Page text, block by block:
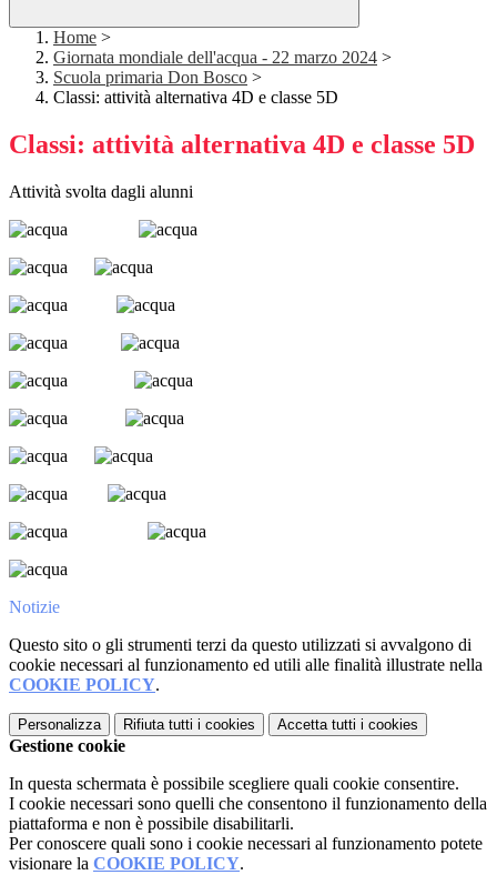
Home >
Giornata mondiale dell'acqua - 22 marzo 2024 >
Scuola primaria Don Bosco >
Classi: attività alternativa 4D e classe 5D
Classi: attività alternativa 4D e classe 5D
Attività svolta dagli alunni
Notizie
Questo sito o gli strumenti terzi da questo utilizzati si avvalgono di
cookie necessari al funzionamento ed utili alle finalità illustrate nella
COOKIE POLICY.
Personalizza Rifiuta tutti i cookies Accetta tutti i cookies
Gestione cookie
In questa schermata è possibile scegliere quali cookie consentire.
I cookie necessari sono quelli che consentono il funzionamento della
piattaforma e non è possibile disabilitarli.
Per conoscere quali sono i cookie necessari al funzionamento potete
visionare la COOKIE POLICY.